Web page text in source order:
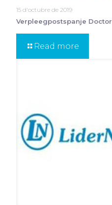
15 d'octubre de 2019
Verpleegpostspanje Doctor
Read more